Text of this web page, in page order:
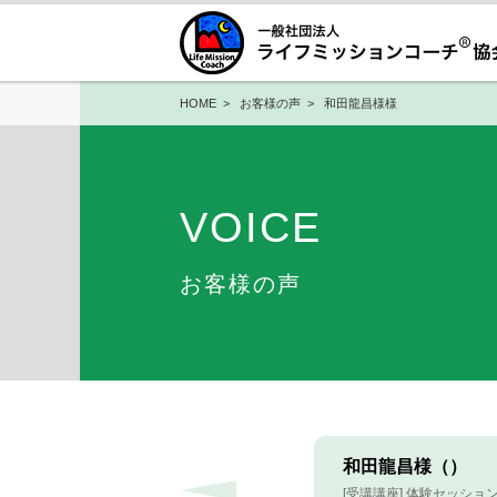
HOME > お客様の声 > 和田龍昌様様
VOICE
お客様の声
和田龍昌様（）
[受講講座] 体験セッショ